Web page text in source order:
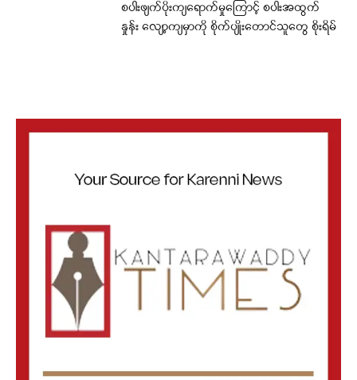
စပါးဖျက်ပိုးကျရောက်မှုကြောင့် စပါးအထွက်
နှုန်း လျော့ကျမှာကို စိုက်ပျိုးတောင်သူတွေ စိုးရိမ်